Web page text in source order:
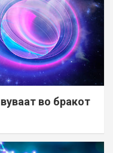
во бракот